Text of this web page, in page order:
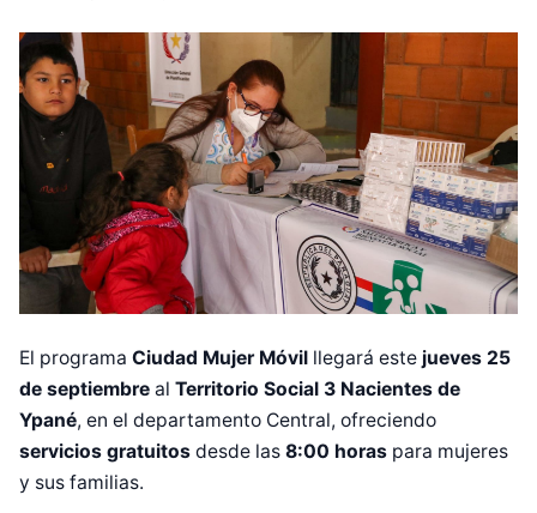
El programa Ciudad Mujer Móvil llegará este jueves 25
de septiembre al Territorio Social 3 Nacientes de
Ypané, en el departamento Central, ofreciendo
servicios gratuitos desde las 8:00 horas para mujeres
y sus familias.